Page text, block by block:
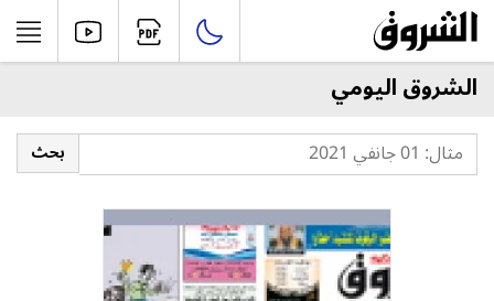
الشروق اليومي